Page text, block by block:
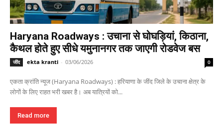
Haryana Roadways : उचाना से घोघड़ियां, किठाना,
कैथल होते हुए सीधे यमुनानगर तक जाएगी रोडवेज बस
जींद ekta kranti - 03/06/2026 0
एकता क्रांति न्यूज (Haryana Roadways) : हरियाणा के जींद जिले के उचाना क्षेत्र के
लोगों के लिए राहत भरी खबर है। अब यात्रियों को...
Read more